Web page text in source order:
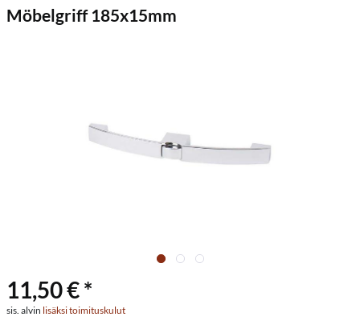
Möbelgriff 185x15mm
11,50 € *
sis. alvin lisäksi toimituskulut